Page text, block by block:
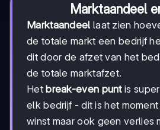
Marktaandeel
Marktaandeel laat zien
de totale markt een bedrijf
dit door de afzet van het
de totale marktafzet.
Hetbreak-even puntis
elk bedrijf - dit is het
winst maar ook geen verlies